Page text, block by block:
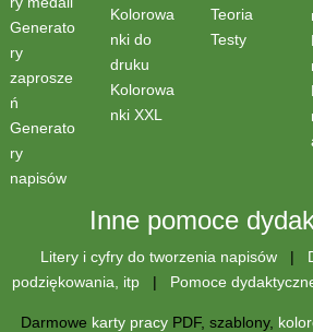
Generato
ry
zaprosze
ń
Generato
ry
napisów
Kolorowa
nki do
druku
Kolorowa
nki XXL
Teoria
Testy
Inne pomoce
Litery i cyfry do tworzenia napisów |
podziękowania, itp| Pomoce
Darmowe karty pracy PDF, szablony,